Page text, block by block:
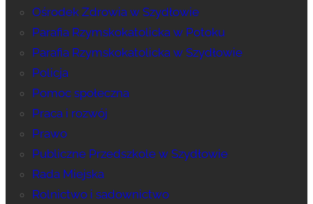
Ośrodek Zdrowia w Szydłowie
Parafia Rzymskokatolicka w Potoku
Parafia Rzymskokatolicka w Szydłowie
Policja
Pomoc społeczna
Praca i rozwój
Prawo
Publiczne Przedszkole w Szydłowie
Rada Miejska
Rolnictwo i sadownictwo